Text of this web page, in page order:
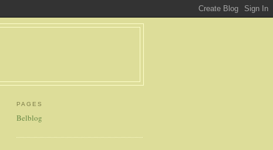
PAGES
Belblog